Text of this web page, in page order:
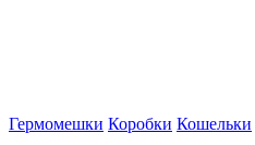
Гермомешки Коробки Кошельки